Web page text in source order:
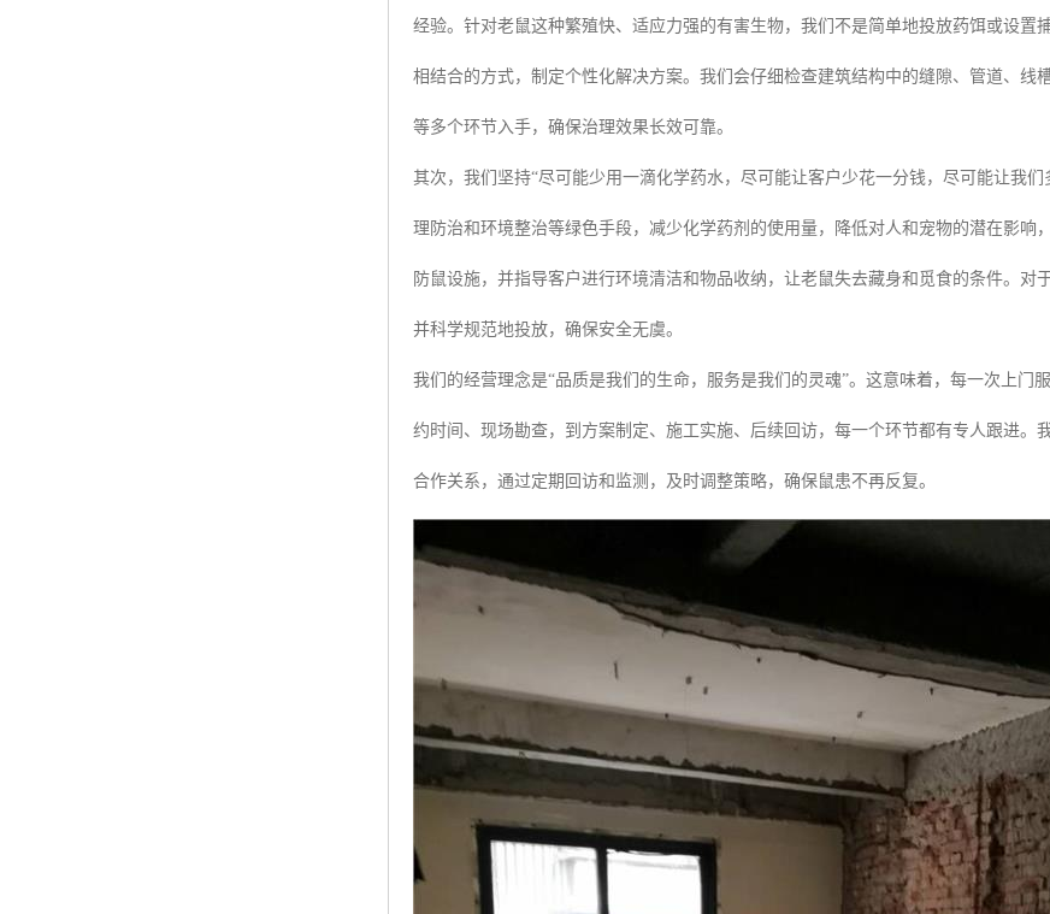
经验。针对老鼠这种繁殖快、适应力强的有害生物，我们不是简单地投放药饵或设置
相结合的方式，制定个性化解决方案。我们会仔细检查建筑结构中的缝隙、管道、
等多个环节入手，确保治理效果长效可靠。
其次，我们坚持“尽可能少用一滴化学药水，尽可能让客户少花一分钱，尽可能让我
理防治和环境整治等绿色手段，减少化学药剂的使用量，降低对人和宠物的潜在影响
防鼠设施，并指导客户进行环境清洁和物品收纳，让老鼠失去藏身和觅食的条件。对
并科学规范地投放，确保安全无虞。
我们的经营理念是“品质是我们的生命，服务是我们的灵魂”。这意味着，每一次上门
约时间、现场勘查，到方案制定、施工实施、后续回访，每一个环节都有专人跟进。
合作关系，通过定期回访和监测，及时调整策略，确保鼠患不再反复。